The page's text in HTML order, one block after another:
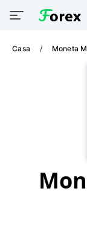
Casa Moneta